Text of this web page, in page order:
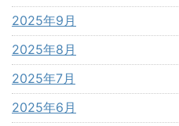
2025年9月
2025年8月
2025年7月
2025年6月